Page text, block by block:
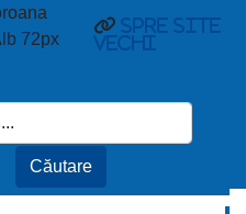
spre site
vechi